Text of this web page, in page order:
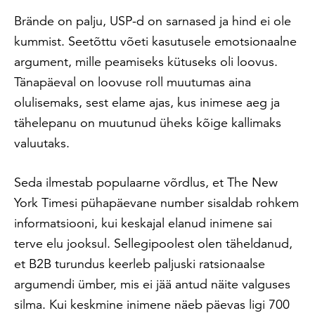
Brände on palju, USP-d on sarnased ja hind ei ole
kummist. Seetõttu võeti kasutusele emotsionaalne
argument, mille peamiseks kütuseks oli loovus.
Tänapäeval on loovuse roll muutumas aina
olulisemaks, sest elame ajas, kus inimese aeg ja
tähelepanu on muutunud üheks kõige kallimaks
valuutaks.
Seda ilmestab populaarne võrdlus, et The New
York Timesi pühapäevane number sisaldab rohkem
informatsiooni, kui keskajal elanud inimene sai
terve elu jooksul. Sellegipoolest olen täheldanud,
et B2B turundus keerleb paljuski ratsionaalse
argumendi ümber, mis ei jää antud näite valguses
silma. Kui keskmine inimene näeb päevas ligi 700